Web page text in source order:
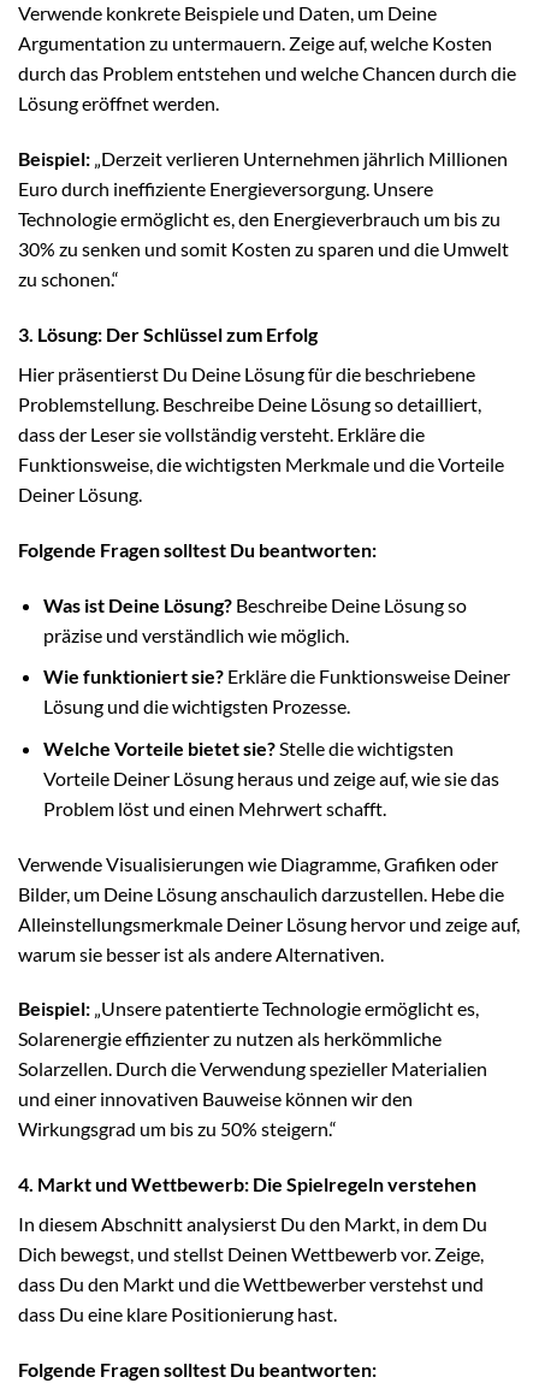
Verwende konkrete Beispiele und Daten, um Deine
Argumentation zu untermauern. Zeige auf, welche Kosten
durch das Problem entstehen und welche Chancen durch die
Lösung eröffnet werden.
Beispiel: „Derzeit verlieren Unternehmen jährlich Millionen
Euro durch ineffiziente Energieversorgung. Unsere
Technologie ermöglicht es, den Energieverbrauch um bis zu
30% zu senken und somit Kosten zu sparen und die Umwelt
zu schonen.“
3. Lösung: Der Schlüssel zum Erfolg
Hier präsentierst Du Deine Lösung für die beschriebene
Problemstellung. Beschreibe Deine Lösung so detailliert,
dass der Leser sie vollständig versteht. Erkläre die
Funktionsweise, die wichtigsten Merkmale und die Vorteile
Deiner Lösung.
Folgende Fragen solltest Du beantworten:
Was ist Deine Lösung?Beschreibe Deine Lösung so
präzise und verständlich wie möglich.
Wie funktioniert sie?Erkläre die Funktionsweise Deiner
Lösung und die wichtigsten Prozesse.
Welche Vorteile bietet sie?Stelle die wichtigsten
Vorteile Deiner Lösung heraus und zeige auf, wie sie das
Problem löst und einen Mehrwert schafft.
Verwende Visualisierungen wie Diagramme, Grafiken oder
Bilder, um Deine Lösung anschaulich darzustellen. Hebe die
Alleinstellungsmerkmale Deiner Lösung hervor und zeige auf,
warum sie besser ist als andere Alternativen.
Beispiel: „Unsere patentierte Technologie ermöglicht es,
Solarenergie effizienter zu nutzen als herkömmliche
Solarzellen. Durch die Verwendung spezieller Materialien
und einer innovativen Bauweise können wir den
Wirkungsgrad um bis zu 50% steigern.“
4. Markt und Wettbewerb: Die Spielregeln verstehen
In diesem Abschnitt analysierst Du den Markt, in dem Du
Dich bewegst, und stellst Deinen Wettbewerb vor. Zeige,
dass Du den Markt und die Wettbewerber verstehst und
dass Du eine klare Positionierung hast.
Folgende Fragen solltest Du beantworten: